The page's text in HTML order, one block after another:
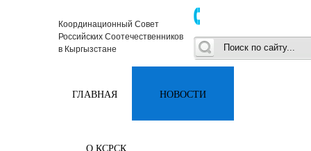
Координационный Совет
Российских Соотечественников
в Кыргызстане
ГЛАВНАЯ НОВОСТИ
О КСРСК